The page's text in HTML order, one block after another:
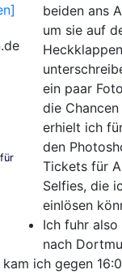
beiden ans
um sie auf
ein paar
die
erhielt ich
den
Tickets für
Selfies, die
einlösen
Ich fuhr
nach
kam ich gegen